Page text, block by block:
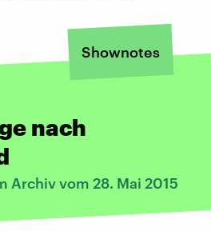
Shownotes
nach
Archiv vom 28. Mai 2015